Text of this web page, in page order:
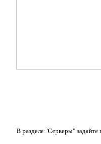
В разделе "Серверы" задайте